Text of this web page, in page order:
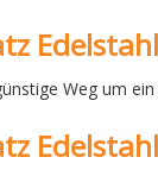
Edelstahl
Weg um